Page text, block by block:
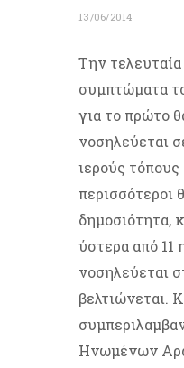
13/06/2014
Την
συμπτώματα
για το πρώτο
νοσηλεύεται
ιερούς
περισσότεροι
δημοσιότητα,
ύστερα από 11
νοσηλεύεται
βελτιώνεται.
Ηνωμένων